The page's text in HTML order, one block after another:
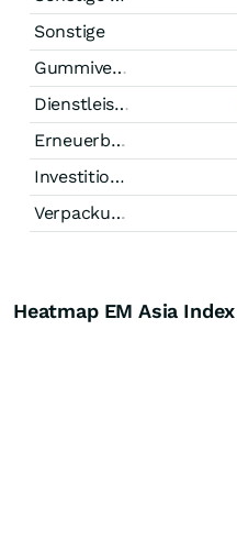
Sonstige
Gummiverarbeitung
Dienstleistungen
Erneuerbare Energien
Investitionsgüter
Verpackungsindustrie
Heatmap EM Asia Index